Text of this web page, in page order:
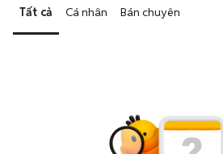
Tất cả Cá nhân Bán chuyên